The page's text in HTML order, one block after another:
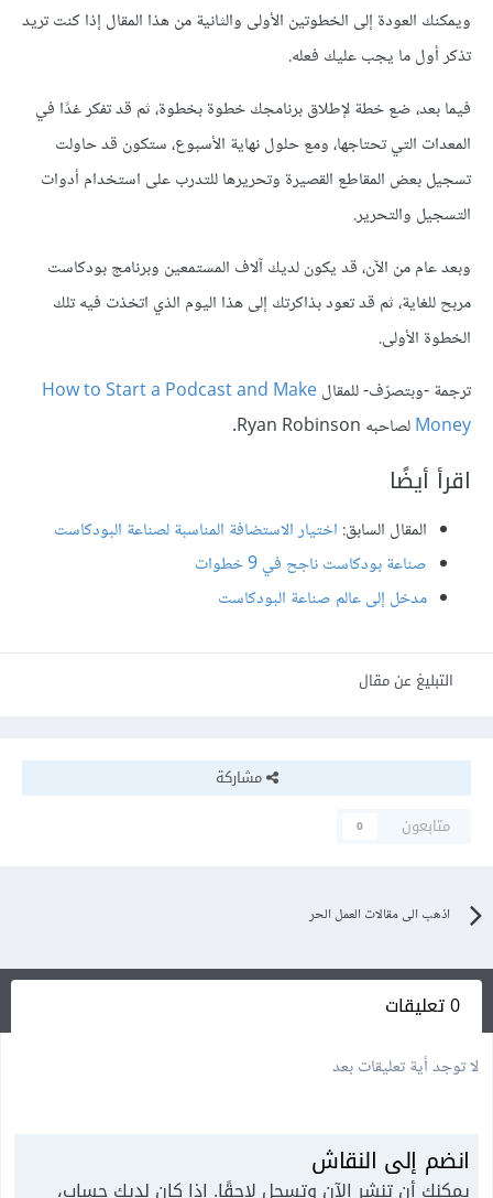
ويمكنك العودة إلى الخطوتين الأولى والثانية من هذا المقال إذا كنت تريد
تذكر أول ما يجب عليك فعله.
فيما بعد، ضع خطة لإطلاق برنامجك خطوة بخطوة، ثم قد تفكر غدًا في
المعدات التي تحتاجها، ومع حلول نهاية الأسبوع، ستكون قد حاولت
تسجيل بعض المقاطع القصيرة وتحريرها للتدرب على استخدام أدوات
التسجيل والتحرير.
وبعد عام من الآن، قد يكون لديك آلاف المستمعين وبرنامج بودكاست
مربح للغاية، ثم قد تعود بذاكرتك إلى هذا اليوم الذي اتخذت فيه تلك
الخطوة الأولى.
ترجمة -وبتصرّف- للمقالHow to Start a Podcast and Make
Moneyلصاحبه Ryan Robinson.
اقرأ أيضًا
المقال السابق: اختيار الاستضافة المناسبة لصناعة البودكاست
صناعة بودكاست ناجح في 9 خطوات
مدخل إلى عالم صناعة البودكاست
التبليغ عن مقال
مشاركة
متابعون
0
اذهب الى مقالات العمل الحر
0 تعليقات
لا توجد أية تعليقات بعد
انضم إلى النقاش
يمكنك أن تنشر الآن وتسجل لاحقًا. إذا كان لديك حساب،